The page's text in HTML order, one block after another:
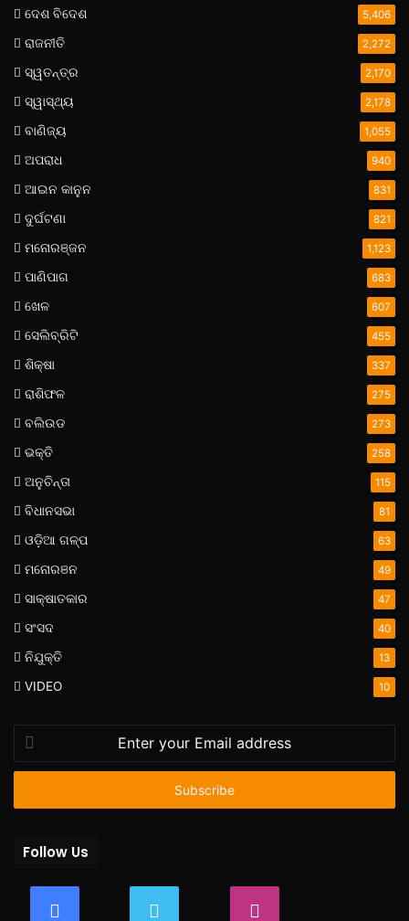
ଦେଶ ବିଦେଶ 5,406
ରାଜନୀତି 2,272
ସ୍ୱତନ୍ତ୍ର 2,170
ସ୍ୱାସ୍ଥ୍ୟ 2,178
ବାଣିଜ୍ୟ 1,055
ଅପରାଧ 940
ଆଇନ କାନୁନ 831
ଦୁର୍ଘଟଣା 821
ମନୋରଞ୍ଜନ 1,123
ପାଣିପାଗ 683
ଖେଳ 607
ସେଲିବ୍ରିଟି 455
ଶିକ୍ଷା 337
ରାଶିଫଳ 275
ବଲିଉଡ 273
ଭକ୍ତି 258
ଅନୁଚିନ୍ତା 115
ବିଧାନସଭା 81
ଓଡ଼ିଆ ଗଳ୍ପ 63
ମନୋରଞନ 49
ସାକ୍ଷାତକାର 47
ସଂସଦ 40
ନିଯୁକ୍ତି 13
VIDEO 10
your
Email
Follow Us